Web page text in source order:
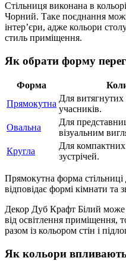
Стільниця виконана в
Чорний. Таке поєднання
інтер’єри, адже кольори
стиль приміщення.
Як обрати форму
Форма
Прямокутна
Для витягнутих
учасників.
Овальна
Для
візуальним
Кругла
Для
зустрічей.
Прямокутна форма
відповідає формі кімнати та
Декор Дуб Крафт Білий може
від освітлення приміщення,
разом із кольором стін і
Як кольори впливають